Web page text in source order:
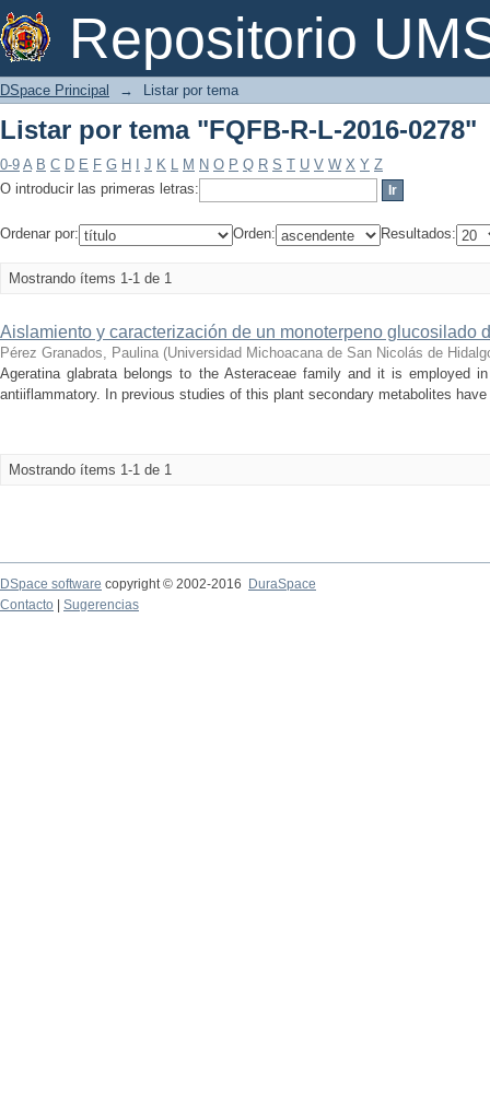
Repositorio
Listar por tema "FQFB-R-L-2016-0278"
DSpace Principal → Listar por tema
Listar por tema "FQFB-R-L-2016-0278"
0-9 A B C D E F G H J K L M N O P Q R S T U V W X Y Z
O introducir las primeras letras:
Ordenar por: Orden: Resultados:
Mostrando ítems 1-1 de 1
Aislamiento y caracterización de un monoterpeno glucosilado
Pérez Granados, Paulina (Universidad Michoacana de San Nicolás de
Ageratina glabrata belongs to the Asteraceae family and it is employed
antiiflammatory. In previous studies of this plant secondary metabolites
Mostrando ítems 1-1 de 1
DSpace software copyright © 2002-2016
DuraSpace
Contacto
Sugerencias